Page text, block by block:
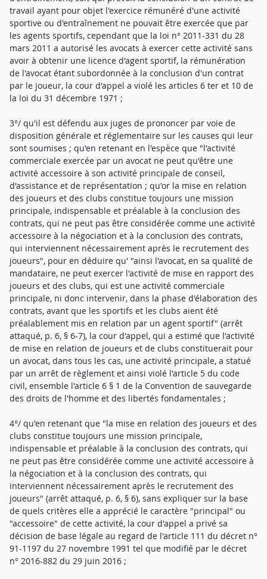
travail ayant pour objet l'exercice rémunéré d'une activité
sportive ou d'entraînement ne pouvait être exercée que par
les agents sportifs, cependant que la loi n° 2011-331 du 28
mars 2011 a autorisé les avocats à exercer cette activité sans
avoir à obtenir une licence d'agent sportif, la rémunération
de l'avocat étant subordonnée à la conclusion d'un contrat
par le joueur, la cour d'appel a violé les articles 6 ter et 10 de
la loi du 31 décembre 1971 ;
3°/ qu'il est défendu aux juges de prononcer par voie de
disposition générale et réglementaire sur les causes qui leur
sont soumises ; qu'en retenant en l'espèce que "l'activité
commerciale exercée par un avocat ne peut qu'être une
activité accessoire à son activité principale de conseil,
d'assistance et de représentation ; qu'or la mise en relation
des joueurs et des clubs constitue toujours une mission
principale, indispensable et préalable à la conclusion des
contrats, qui ne peut pas être considérée comme une activité
accessoire à la négociation et à la conclusion des contrats,
qui interviennent nécessairement après le recrutement des
joueurs", pour en déduire qu' "ainsi l'avocat, en sa qualité de
mandataire, ne peut exercer l'activité de mise en rapport des
joueurs et des clubs, qui est une activité commerciale
principale, ni donc intervenir, dans la phase d'élaboration des
contrats, avant que les sportifs et les clubs aient été
préalablement mis en relation par un agent sportif" (arrêt
attaqué, p. 6, § 6-7), la cour d'appel, qui a estimé que l'activité
de mise en relation de joueurs et de clubs constituerait pour
un avocat, dans tous les cas, une activité principale, a statué
par un arrêt de règlement et ainsi violé l'article 5 du code
civil, ensemble l'article 6 § 1 de la Convention de sauvegarde
des droits de l'homme et des libertés fondamentales ;
4°/ qu'en retenant que "la mise en relation des joueurs et des
clubs constitue toujours une mission principale,
indispensable et préalable à la conclusion des contrats, qui
ne peut pas être considérée comme une activité accessoire à
la négociation et à la conclusion des contrats, qui
interviennent nécessairement après le recrutement des
joueurs" (arrêt attaqué, p. 6, § 6), sans expliquer sur la base
de quels critères elle a apprécié le caractère "principal" ou
"accessoire" de cette activité, la cour d'appel a privé sa
décision de base légale au regard de l'article 111 du décret n°
91-1197 du 27 novembre 1991 tel que modifié par le décret
n° 2016-882 du 29 juin 2016 ;